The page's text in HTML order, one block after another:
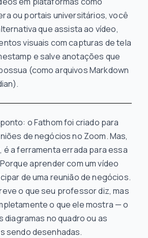
ou portais universitários, você
queassistaao vídeo,
visuais com capturas de tela
e salve anotações que
(como arquivos Markdown
o Fathom foi criado para
de negócios no Zoom. Mas,
é a ferramenta errada para essa
aprender com um vídeo
de uma reunião de negócios.
o que seu professordiz, mas
o que elemostra — o
diagramas no quadro ou as
sendo desenhadas.